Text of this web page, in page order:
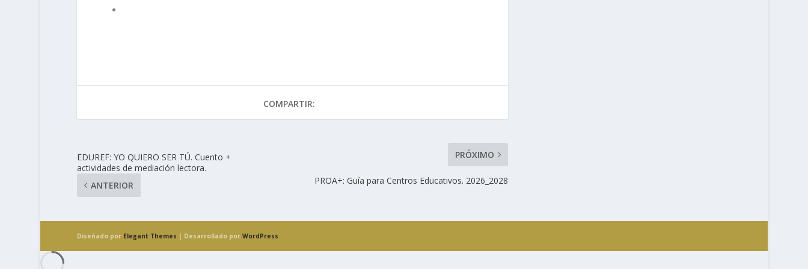
COMPARTIR:
EDUREF: YO QUIERO SER TÚ. Cuento +
actividades de mediación lectora.
ANTERIOR
PRÓXIMO
PROA+: Guía para Centros Educativos. 2026_2028
Diseñado por Elegant Themes | Desarrollado por WordPress